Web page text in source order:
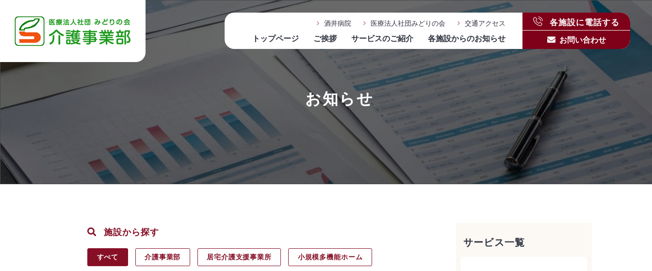
酒井病院 医療法人社団みどりの会 交通アクセス
トップページ ご挨拶 サービスのご紹介 各施設からのお知らせ
各施設に電話する
お問い合わせ
お知らせ
施設から探す
すべて 介護事業部 居宅介護支援事業所 小規模多機能ホーム
サービス一覧